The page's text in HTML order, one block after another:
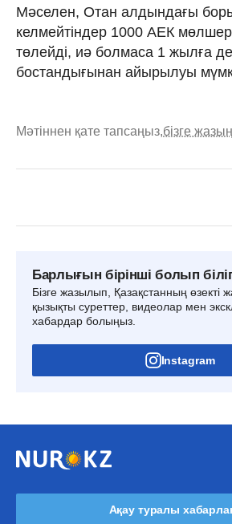
Мәселен, Отан алдындағы
келмейтіндер 1000 АЕК
төлейді, иә болмаса 1 жылға
бостандығынан айырылуы
Мәтіннен қате тапсаңыз,бізге
Барлығын бірінші болып
Бізге жазылып, Қазақстанның өзекті
қызықты суреттер, видеолар мен
хабардар болыңыз.
Instagram
Ақау туралы